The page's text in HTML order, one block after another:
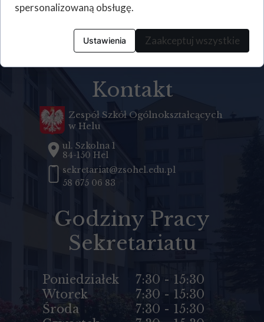
Kontakt
Zespół Szkół Ogólnokształcących
w Helu
ul. Szkolna 1
84-150 Hel
sekretariat@zsohel.edu.pl
58 675 06 83
Godziny Pracy
Sekretariatu
Poniedziałek
Wtorek
Środa
7:30 - 15:30
7:30 - 15:30
7:30 - 15:30
Administracja
oraz wszyscy Pracownicy
ZSO.
spersonalizowaną obsługę.
Ustawienia Zaakceptuj wszystkie